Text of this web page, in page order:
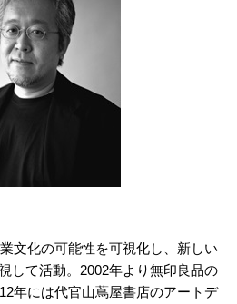
文化の可能性を可視化し、新しい
して活動。2002年より無印良品の
年には代官山蔦屋書店のアートデ